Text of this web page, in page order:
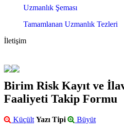
Uzmanlık Şeması
Tamamlanan Uzmanlık Tezleri
İletişim
Birim Risk Kayıt ve
Faaliyeti Takip Formu
Küçült Yazı Tipi Büyüt